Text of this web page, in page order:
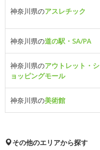
神奈川県のアスレチック
神奈川県の道の駅・SA/PA
神奈川県のアウトレット・シ
ョッピングモール
神奈川県の美術館
その他のエリアから探す